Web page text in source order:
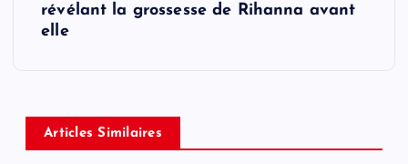
v
révélant la grossesse de Rihanna avant
elle
Articles Similaires